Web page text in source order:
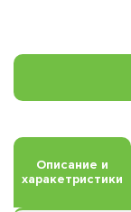
Описание и
харакетристики